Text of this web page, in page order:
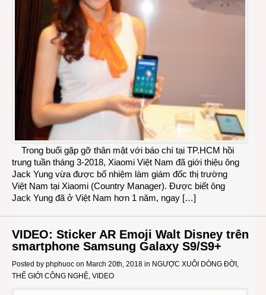
Trong buổi gặp gỡ thân mật với báo chí tại TP.HCM hồi
trung tuần tháng 3-2018, Xiaomi Việt Nam đã giới thiệu ông
Jack Yung vừa được bổ nhiệm làm giám đốc thị trường
Việt Nam tại Xiaomi (Country Manager). Được biết ông
Jack Yung đã ở Việt Nam hơn 1 năm, ngay […]
VIDEO: Sticker AR Emoji Walt Disney trên
smartphone Samsung Galaxy S9/S9+
Posted by phphuoc on March 20th, 2018 in NGƯỢC XUÔI DÒNG ĐỜI ,
THẾ GIỚI CÔNG NGHỆ, VIDEO